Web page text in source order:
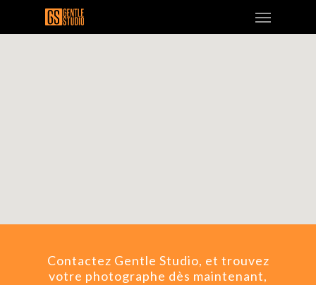
Contactez Gentle Studio, et trouvez
votre photographe dès maintenant,